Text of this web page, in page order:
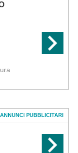
ANNUNCI PUBBLICITARI